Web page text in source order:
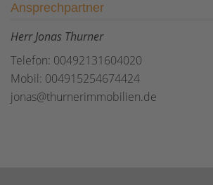
Ansprechpartner
Herr Jonas Thurner
Telefon: 00492131604020
Mobil: 004915254674424
jonas@thurnerimmobilien.de